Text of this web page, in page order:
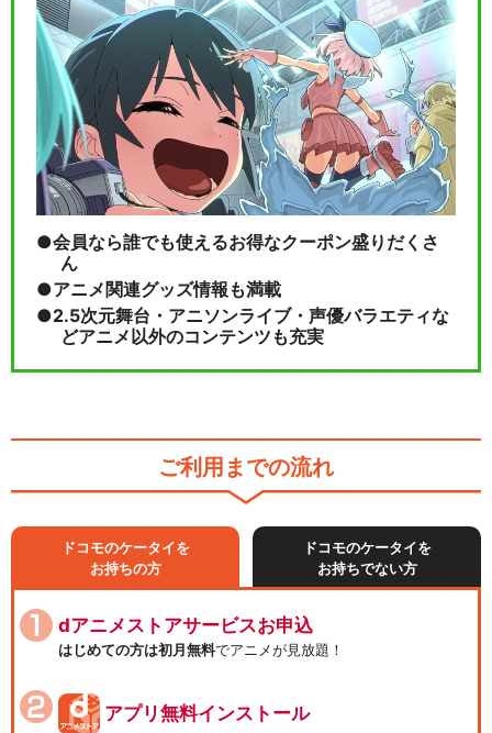
会員なら誰でも使えるお得なクーポン盛りだくさ
ん
アニメ関連グッズ情報も満載
2.5次元舞台・アニソンライブ・声優バラエティな
どアニメ以外のコンテンツも充実
ご利用までの流れ
ドコモのケータイを
お持ちの方
ドコモのケータイを
お持ちでない方
dアニメストアサービスお申込
はじめての方は初月無料でアニメが見放題！
アプリ無料インストール